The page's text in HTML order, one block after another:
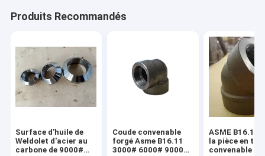
Produits Recommandés
Surface d'huile de
Weldolet d'acier au
carbone de 9000#
Coude convenable
forgé Asme B16.11
3000# 6000# 9000#
ASME B16.11
la pièce en t
convenable de